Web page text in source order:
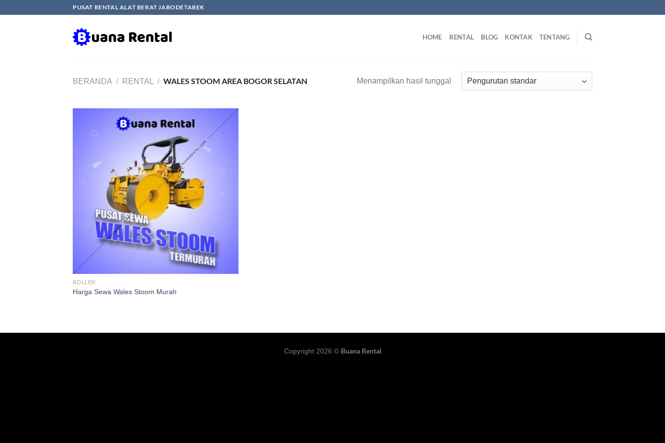
PUSAT RENTAL ALAT BERAT JABODETABEK
HOME RENTAL BLOG KONTAK TENTANG
BERANDA / RENTAL / WALES STOOM AREA BOGOR SELATAN Menampilkan hasil tunggal
ROLLER
Harga Sewa Wales Stoom Murah
Copyright 2026 © Buana Rental